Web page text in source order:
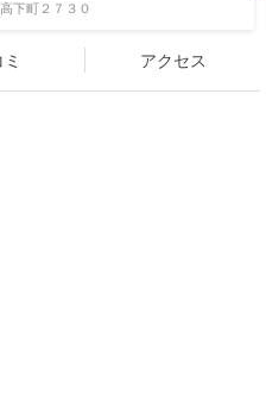
下町２７３０
アクセス